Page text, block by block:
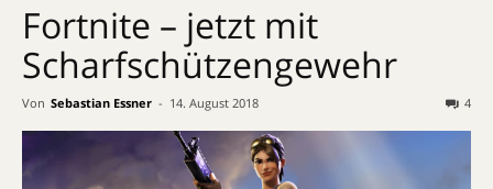
Fortnite – jetzt mit
Scharfschützengewehr
Von Sebastian Essner - 14. August 2018 4